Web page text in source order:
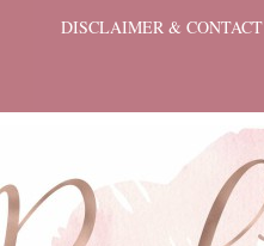
DISCLAIMER & CONTACT